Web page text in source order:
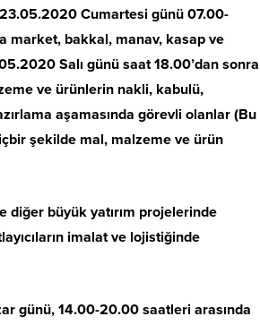
23.05.2020 Cumartesi günü 07.00-
market, bakkal, manav, kasap ve
Salı günü saat 18.00’dan sonra
ve ürünlerin nakli, kabulü,
aşamasında görevli olanlar (Bu
şekilde mal, malzeme ve ürün
diğer büyük yatırım projelerinde
imalat ve lojistiğinde
günü, 14.00-20.00 saatleri arasında